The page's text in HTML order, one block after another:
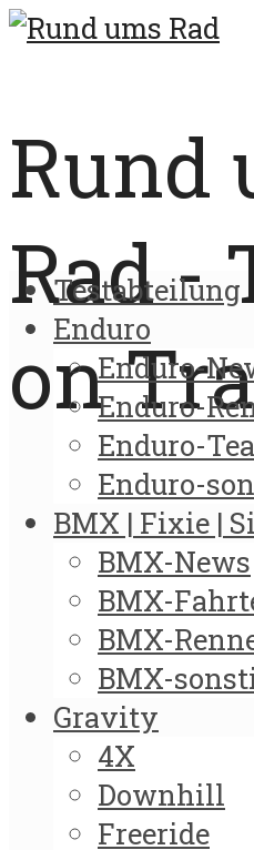
Rund
Rad -
on
Testabteilung
Enduro
Enduro-
Enduro-
Enduro-
Enduro-
BMX | Fixie |
BMX-News
BMX-
BMX-
BMX-
Gravity
4X
Downhill
Freeride